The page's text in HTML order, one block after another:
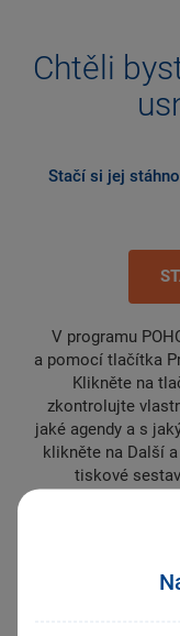
Chtěli
Stačí si jej
V programu
a pomocí tlačítka
Klikněte na
zkontrolujte
jaké agendy a s
klikněte na Další
tiskové